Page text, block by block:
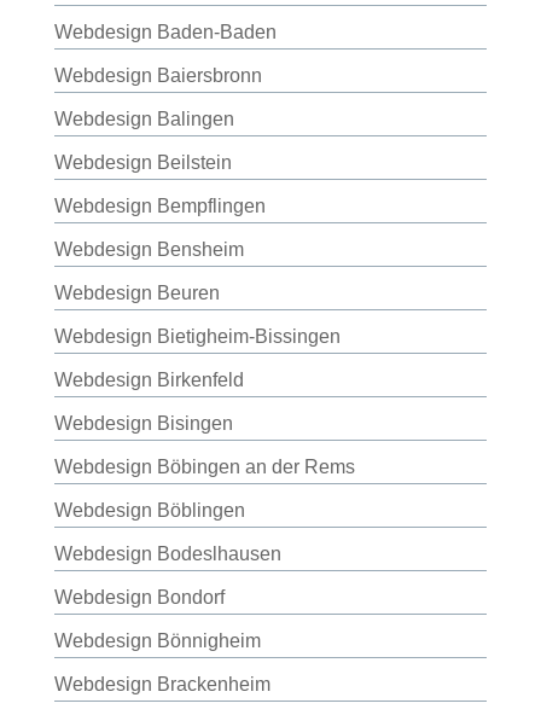
Webdesign Baden-Baden
Webdesign Baiersbronn
Webdesign Balingen
Webdesign Beilstein
Webdesign Bempflingen
Webdesign Bensheim
Webdesign Beuren
Webdesign Bietigheim-Bissingen
Webdesign Birkenfeld
Webdesign Bisingen
Webdesign Böbingen an der Rems
Webdesign Böblingen
Webdesign Bodeslhausen
Webdesign Bondorf
Webdesign Bönnigheim
Webdesign Brackenheim